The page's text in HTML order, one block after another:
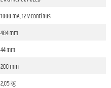
1000 mA, 12 V continus
484 mm
44 mm
200 mm
2,05 kg